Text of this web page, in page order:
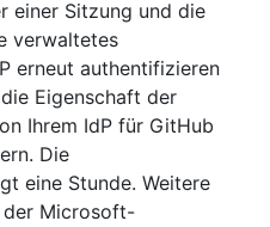
einer Sitzung und die
verwaltetes
erneut authentifizieren
Eigenschaft der
Ihrem IdP für GitHub
Die
eine Stunde. Weitere
der Microsoft-